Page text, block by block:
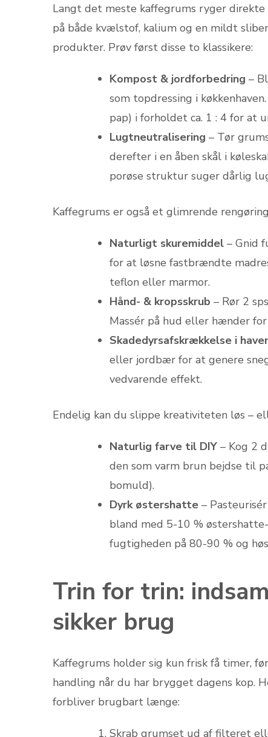
Langt det meste kaffegrums ryger
på både kvælstof, kalium og en mildt
produkter. Prøv først disse to klassikere:
Kompost & jordforbedring –
som topdressing i
pap) i forholdet ca. 1 : 4 for at
Lugtneutralisering – Tør
derefter i en åben skål i
porøse struktur suger dårlig
Kaffegrums er også et glimrende
Naturligt skuremiddel – Gnid
for at løsne fastbrændte
teflon eller marmor.
Hånd- & kropsskrub – Rør 2
Massér på hud eller hænder
Skadedyrsafskrækkelse i
eller jordbær for at genere
vedvarende effekt.
Endelig kan du slippe kreativiteten løs –
Naturlig farve til DIY – Kog 2
den som varm brun bejdse til
bomuld).
Dyrk østershatte –
bland med 5-10 %
fugtigheden på 80-90 % og
Trin for trin:
sikker brug
Kaffegrums holder sig kun frisk få timer,
handling når du har brygget dagens kop.
forbliver brugbart længe:
Skrab grumset ud af filteret